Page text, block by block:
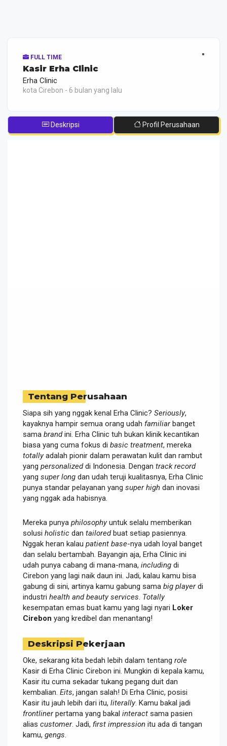
FULL TIME
Kasir Erha Clinic
Erha Clinic
kota Cirebon - 6 bulan yang lalu
Deskripsi Profil Perusahaan
Tentang Perusahaan
Siapa sih yang nggak kenal Erha Clinic? Seriously,
kayaknya hampir semua orang udah familiarbanget
sama brandini. Erha Clinic tuh bukan klinik kecantikan
biasa yang cuma fokus di basic treatment, mereka
totallyadalah pionir dalam perawatan kulit dan rambut
yang personalizeddi Indonesia. Dengan track record
yang super long dan udah teruji kualitasnya, Erha Clinic
punya standar pelayanan yang super high dan inovasi
yang nggak ada habisnya.
Mereka punya philosophyuntuk selalu memberikan
solusi holistic dan tailoredbuat setiap pasiennya.
Nggak heran kalau patient base-nya udah loyal banget
dan selalu bertambah. Bayangin aja, Erha Clinic ini
udah punya cabang di mana-mana, including di
Cirebon yang lagi naik daun ini. Jadi, kalau kamu bisa
gabung di sini, artinya kamu gabung sama big playerdi
industri health and beauty services Totally
kesempatan emas buat kamu yang lagi nyari Loker
Cirebon yang kredibel dan menantang!
Deskripsi Pekerjaan
Oke, sekarang kita bedah lebih dalam tentang role
Kasir di Erha Clinic Cirebon ini. Mungkin di kepala kamu,
Kasir itu cuma sekadar tukang pegang duit dan
kembalian. Eits, jangan salah! Di Erha Clinic, posisi
Kasir itu jauh lebih dari itu, literally. Kamu bakal jadi
frontlinerpertama yang bakal interact sama pasien
alias customer. Jadi, first impression itu ada di tangan
kamu, gengs